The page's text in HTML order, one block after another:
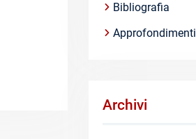
Bibliografia
Approfondimenti
Archivi